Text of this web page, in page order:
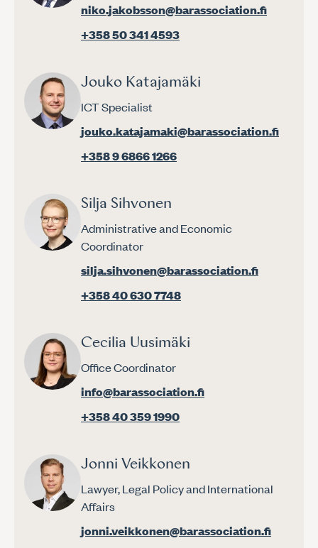
niko.jakobsson@barassociation.fi
+358 50 341 4593
Jouko Katajamäki
ICT Specialist
jouko.katajamaki@barassociation.fi
+358 9 6866 1266
Silja Sihvonen
Administrative and Economic
Coordinator
silja.sihvonen@barassociation.fi
+358 40 630 7748
Cecilia Uusimäki
Office Coordinator
info@barassociation.fi
+358 40 359 1990
Jonni Veikkonen
Lawyer, Legal Policy and International
Affairs
jonni.veikkonen@barassociation.fi